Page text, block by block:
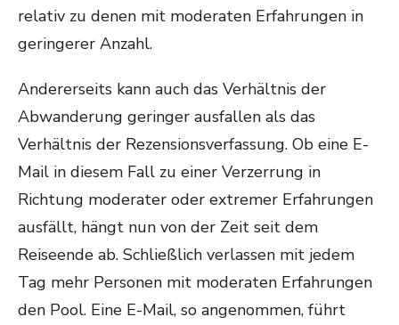
relativ zu denen mit moderaten Erfahrungen in
geringerer Anzahl.
Andererseits kann auch das Verhältnis der
Abwanderung geringer ausfallen als das
Verhältnis der Rezensionsverfassung. Ob eine E-
Mail in diesem Fall zu einer Verzerrung in
Richtung moderater oder extremer Erfahrungen
ausfällt, hängt nun von der Zeit seit dem
Reiseende ab. Schließlich verlassen mit jedem
Tag mehr Personen mit moderaten Erfahrungen
den Pool. Eine E-Mail, so angenommen, führt